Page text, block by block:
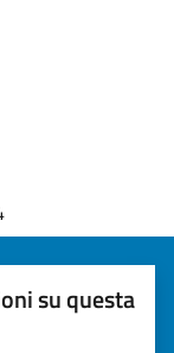
su questa